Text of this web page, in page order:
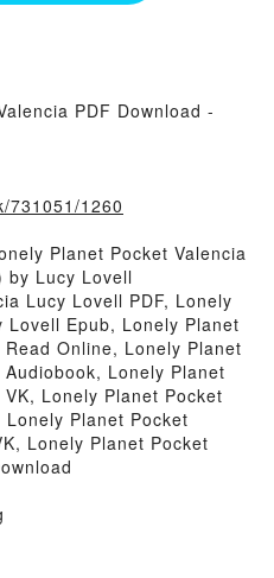
PDF Download -
731051/1260
Planet Pocket Valencia
by Lucy Lovell
Lucy Lovell PDF, Lonely
Lovell Epub, Lonely Planet
Online, Lonely Planet
Lonely Planet
Lonely Planet Pocket
Planet Pocket
Lonely Planet Pocket